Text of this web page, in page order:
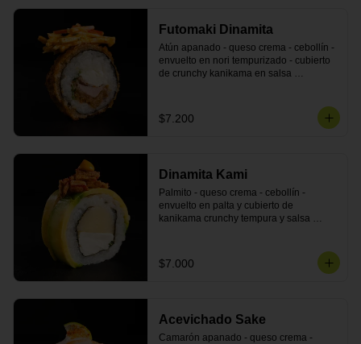
Futomaki Dinamita
Atún apanado - queso crema - cebollín -
envuelto en nori tempurizado - cubierto
de crunchy kanikama en salsa
$7.200
Dinamita Kami
Palmito - queso crema - cebollín -
envuelto en palta y cubierto de
kanikama crunchy tempura y salsa
$7.000
Acevichado Sake
Camarón apanado - queso crema -